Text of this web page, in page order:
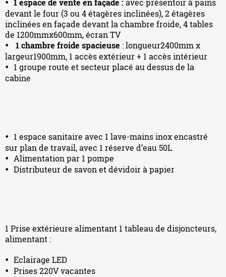
1 espace de vente en façade : avec présentoir à pains
devant le four (3 ou 4 étagères inclinées), 2 étagères
inclinées en façade devant la chambre froide, 4 tables
de 1200mmx600mm, écran TV
1 chambre froide spacieuse : longueur2400mm x
largeur1900mm, 1 accès extérieur + 1 accès intérieur
1 groupe route et secteur placé au dessus de la
cabine
1 espace sanitaire avec 1 lave-mains inox encastré
sur plan de travail, avec 1 réserve d’eau 50L
Alimentation par 1 pompe
Distributeur de savon et dévidoir à papier
1 Prise extérieure alimentant 1 tableau de disjoncteurs,
alimentant :
Eclairage LED
Prises 220V vacantes